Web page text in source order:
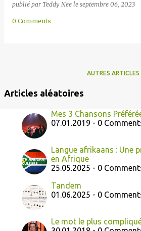
publié par Teddy Nee le septembre 06, 2023
0 Comments
AUTRES ARTICLES
Articles aléatoires
Mes 3 Chansons
07.01.2019 - 0
Langue afrikaans : Une
en Afrique
25.05.2025 - 0
Tandem
01.06.2025 - 0
Le mot le plus